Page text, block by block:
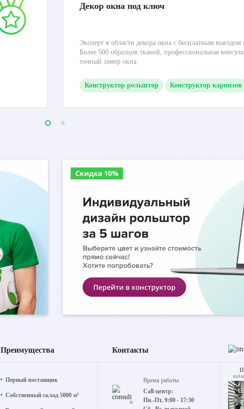
Декор окна под ключ
Эксперт в области декора окна с бесплатным выездом
Более 500 образцов тканей, профессиональная
точный замер окна.
Конструктор рольштор Конструктор карнизов
Преимущества
Первый поставщик
Собственный склад 5000 м²
Контакты
Время работы
Call-центр:
Пн.-Пт. 9:00 - 17:30